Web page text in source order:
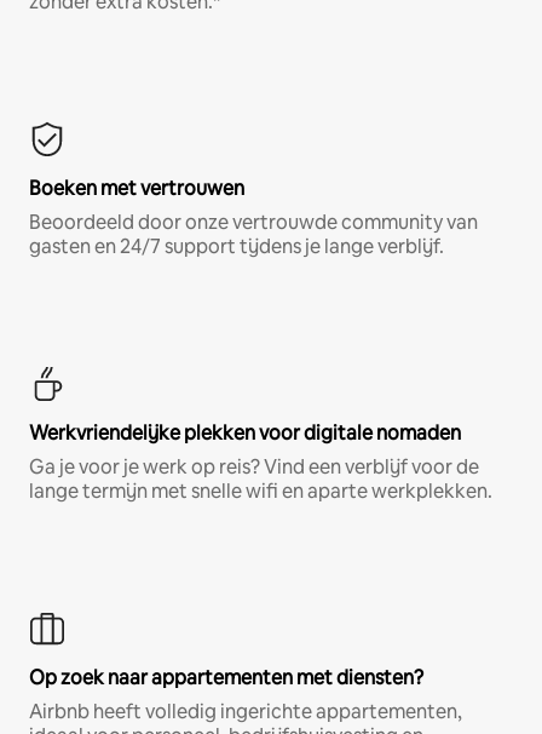
Boeken met vertrouwen
Beoordeeld door onze vertrouwde community van
gasten en 24/7 support tijdens je lange verblijf.
Werkvriendelijke plekken voor digitale nomaden
Ga je voor je werk op reis? Vind een verblijf voor de
lange termijn met snelle wifi en aparte werkplekken.
Op zoek naar appartementen met diensten?
Airbnb heeft volledig ingerichte appartementen,